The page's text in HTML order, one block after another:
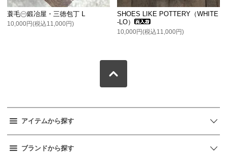
蓑毛㊀鍛冶屋・三徳包丁 L
10,000円(税込11,000円)
SHOES LIKE POTTERY（WHITE
-LO）
10,000円(税込11,000円)
アイテムから探す
ブランドから探す